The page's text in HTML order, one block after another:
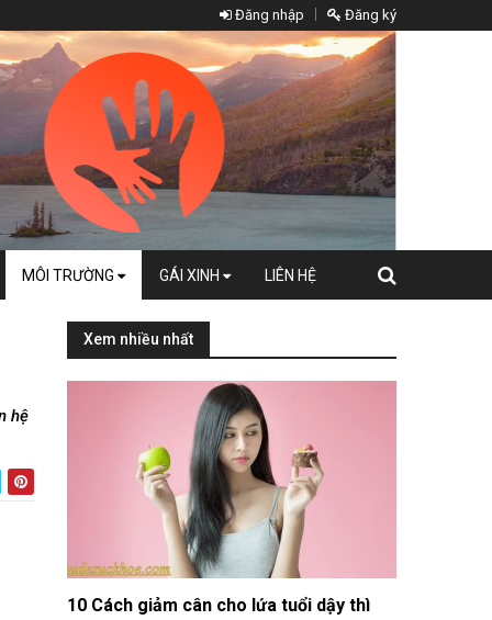
Đăng nhập Đăng ký
MÔI TRƯỜNG GÁI XINH LIÊN HỆ
hệ
Xem nhiều nhất
10 Cách giảm cân cho lứa tuổi dậy thì